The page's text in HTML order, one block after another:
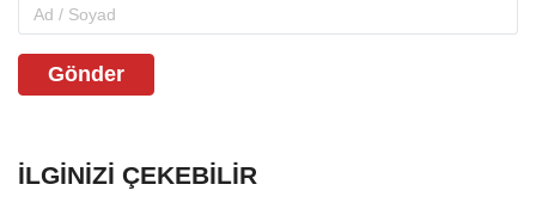
Gönder
İLGINIZI ÇEKEBILIR